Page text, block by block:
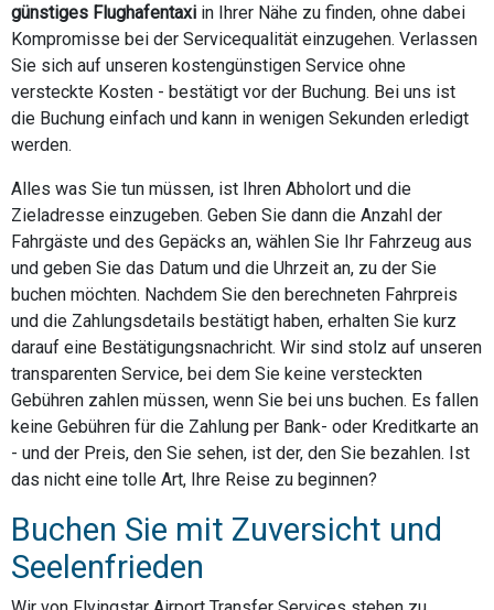
günstiges Flughafentaxi in Ihrer Nähe zu finden, ohne dabei
Kompromisse bei der Servicequalität einzugehen. Verlassen
Sie sich auf unseren kostengünstigen Service ohne
versteckte Kosten - bestätigt vor der Buchung. Bei uns ist
die Buchung einfach und kann in wenigen Sekunden erledigt
werden.
Alles was Sie tun müssen, ist Ihren Abholort und die
Zieladresse einzugeben. Geben Sie dann die Anzahl der
Fahrgäste und des Gepäcks an, wählen Sie Ihr Fahrzeug aus
und geben Sie das Datum und die Uhrzeit an, zu der Sie
buchen möchten. Nachdem Sie den berechneten Fahrpreis
und die Zahlungsdetails bestätigt haben, erhalten Sie kurz
darauf eine Bestätigungsnachricht. Wir sind stolz auf unseren
transparenten Service, bei dem Sie keine versteckten
Gebühren zahlen müssen, wenn Sie bei uns buchen. Es fallen
keine Gebühren für die Zahlung per Bank- oder Kreditkarte an
- und der Preis, den Sie sehen, ist der, den Sie bezahlen. Ist
das nicht eine tolle Art, Ihre Reise zu beginnen?
Buchen Sie mit Zuversicht und
Seelenfrieden